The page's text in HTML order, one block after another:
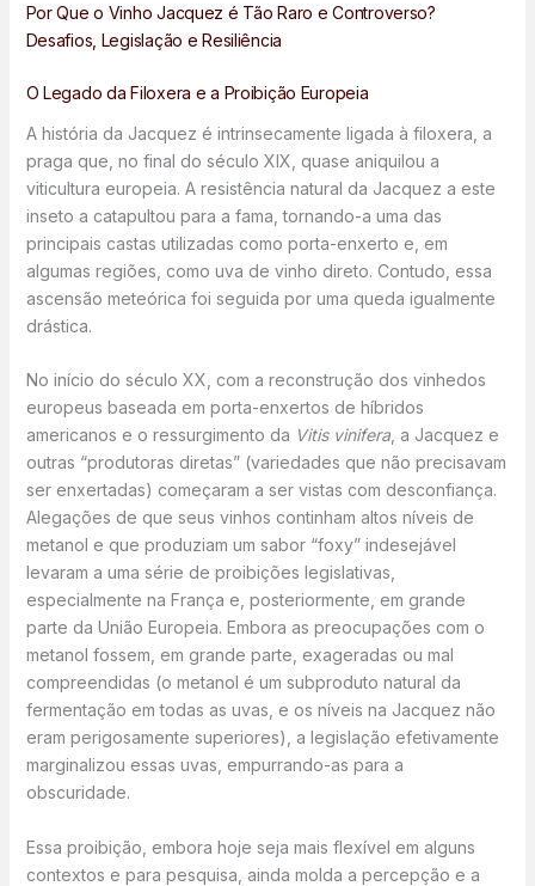
Por Que o Vinho Jacquez é Tão Raro e Controverso?
Desafios, Legislação e Resiliência
O Legado da Filoxera e a Proibição Europeia
A história da Jacquez é intrinsecamente ligada à filoxera, a
praga que, no final do século XIX, quase aniquilou a
viticultura europeia. A resistência natural da Jacquez a este
inseto a catapultou para a fama, tornando-a uma das
principais castas utilizadas como porta-enxerto e, em
algumas regiões, como uva de vinho direto. Contudo, essa
ascensão meteórica foi seguida por uma queda igualmente
drástica.
No início do século XX, com a reconstrução dos vinhedos
europeus baseada em porta-enxertos de híbridos
americanos e o ressurgimento da Vitis vinifera, a Jacquez e
outras “produtoras diretas” (variedades que não precisavam
ser enxertadas) começaram a ser vistas com desconfiança.
Alegações de que seus vinhos continham altos níveis de
metanol e que produziam um sabor “foxy” indesejável
levaram a uma série de proibições legislativas,
especialmente na França e, posteriormente, em grande
parte da União Europeia. Embora as preocupações com o
metanol fossem, em grande parte, exageradas ou mal
compreendidas (o metanol é um subproduto natural da
fermentação em todas as uvas, e os níveis na Jacquez não
eram perigosamente superiores), a legislação efetivamente
marginalizou essas uvas, empurrando-as para a
obscuridade.
Essa proibição, embora hoje seja mais flexível em alguns
contextos e para pesquisa, ainda molda a percepção e a